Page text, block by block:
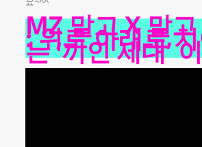
MZ 말고 X 말
: 위로 아래로
는 ‘끼인 세대’